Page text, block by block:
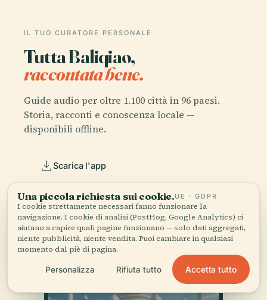
IL TUO CURATORE PERSONALE
Tutta Baliqiao,
raccontata bene.
Guide audio per oltre 1.100 città in 96 paesi.
Storia, racconti e conoscenza locale —
disponibili offline.
Scarica l'app
Unisciti a oltre 50.000 viaggiatori
Una piccola richiesta sui cookie.UE · GDPR
I cookie strettamente necessari fanno funzionare la
navigazione. I cookie di analisi (PostHog, Google Analytics) ci
aiutano a capire quali pagine funzionano — solo dati aggregati,
niente pubblicità, niente vendita. Puoi cambiare in qualsiasi
momento dal piè di pagina.
Personalizza Rifiuta tutto Accetta tutto